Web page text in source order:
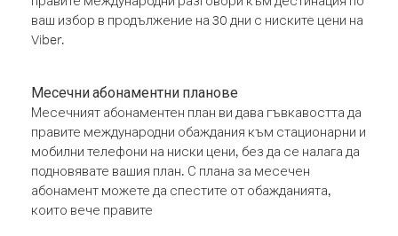
ваш избор в продължение на 30 дни с ниските цени на
Viber.
Месечни абонаментни планове
Месечният абонаментен план ви дава гъвкавостта да
правите международни обаждания към стационарни и
мобилни телефони на ниски цени, без да се налага да
подновявате вашия план. С плана за месечен
абонамент можете да спестите от обажданията,
които вече правите